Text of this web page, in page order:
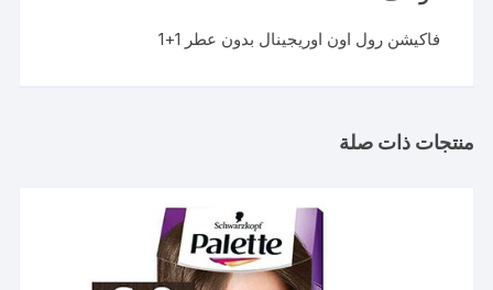
فاكيشن رول اون اوريجينال بدون عطر 1+1
منتجات ذات صلة